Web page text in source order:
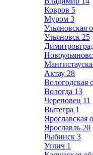
Ковров 5
Муром 3
Ульяновская
Ульяновск 25
Актау 28
Вологодская
Вологда 13
Череповец 11
Вытегра 1
Ярославская
Ярославль 20
Рыбинск 3
Углич 1